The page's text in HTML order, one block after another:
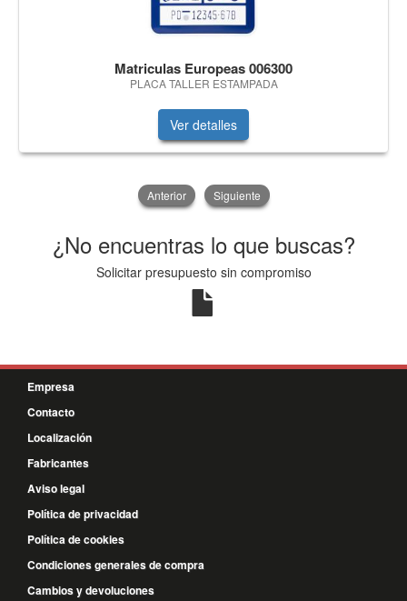
Matriculas Europeas 006300
PLACA TALLER ESTAMPADA
Ver detalles
Anterior Siguiente
¿No encuentras lo que buscas?
Solicitar presupuesto sin compromiso
Empresa
Contacto
Localización
Fabricantes
Aviso legal
Política de privacidad
Política de cookies
Condiciones generales de compra
Cambios y devoluciones